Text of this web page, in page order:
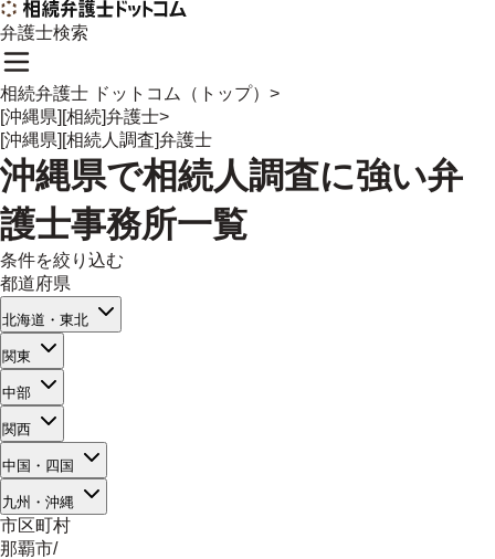
弁護士検索
相続弁護士 ドットコム（トップ） >
[沖縄県][相続]弁護士>
[沖縄県][相続人調査]弁護士
沖縄県で相続人調査に強い弁
護士事務所一覧
条件を絞り込む
都道府県
北海道・東北
関東
中部
関西
中国・四国
九州・沖縄
市区町村
那覇市/